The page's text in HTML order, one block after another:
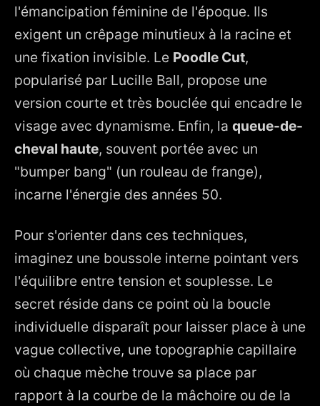
l'émancipation féminine de l'époque. Ils
exigent un crêpage minutieux à la racine et
une fixation invisible. Le Poodle Cut,
popularisé par Lucille Ball, propose une
version courte et très bouclée qui encadre le
visage avec dynamisme. Enfin, la queue-de-
cheval haute, souvent portée avec un
"bumper bang" (un rouleau de frange),
incarne l'énergie des années 50.
Pour s'orienter dans ces techniques,
imaginez une boussole interne pointant vers
l'équilibre entre tension et souplesse. Le
secret réside dans ce point où la boucle
individuelle disparaît pour laisser place à une
vague collective, une topographie capillaire
où chaque mèche trouve sa place par
rapport à la courbe de la mâchoire ou de la